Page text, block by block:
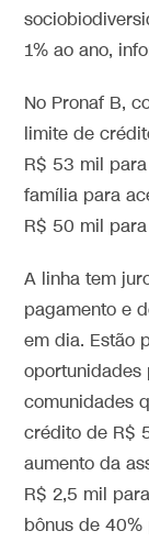
1% ao ano,
No Pronaf B,
limite de
R$ 53 mil
família para
R$ 50 mil
A linha tem
pagamento e
em dia. Estão
oportunidades
comunidades
crédito de R$
aumento da
R$ 2,5 mil
bônus de